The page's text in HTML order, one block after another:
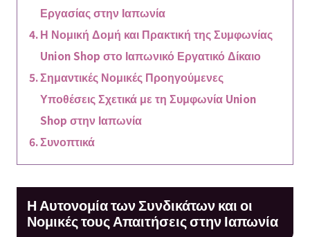
Εργασίας στην Ιαπωνία
Η Νομική Δομή και Πρακτική της Συμφωνίας
Union Shop στο Ιαπωνικό Εργατικό Δίκαιο
Σημαντικές Νομικές Προηγούμενες
Υποθέσεις Σχετικά με τη Συμφωνία Union
Shop στην Ιαπωνία
Συνοπτικά
Η Αυτονομία των Συνδικάτων και οι
Νομικές τους Απαιτήσεις στην Ιαπωνία